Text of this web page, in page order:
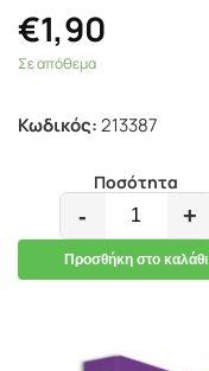
€1,90
Σε απόθεμα
Κωδικός:213387
Ποσότητα
- +
Προσθήκη στο καλάθι